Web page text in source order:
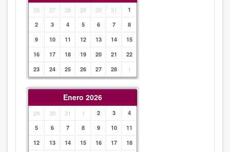
26 27 28 29 30 31
1
2
3 4 5 6 7
8
9
10 11 12 13 14
15
16
17 18 19 20 21
22
23
24 25 26 27 28 1
Enero 2026
29 30 31 1 2 3
4
5
6 7 8 9 10
11
12
13 14 15 16 17
18